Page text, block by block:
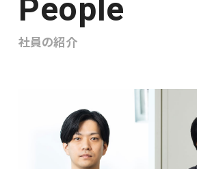
People
社員の紹介
PM／デザ